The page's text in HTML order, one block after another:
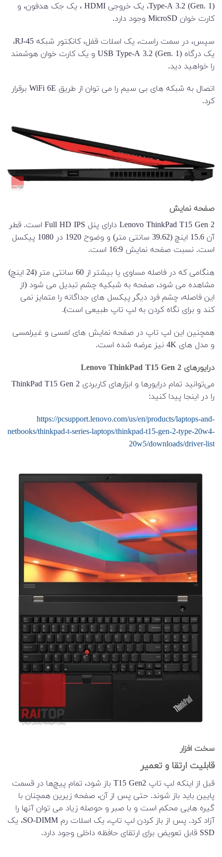
Type-A 3.2 (Gen. 1)، یک خروجی HDMI ، یک جک هدفون، و
کارت خوان MicroSD وجود دارد.
سپس، در سمت راست، یک اسلات قفل، کانکتور شبکه RJ-45،
یک درگاه USB Type-A 3.2 (Gen. 1) و یک کارت خوان هوشمند
را خواهید دید.
اتصال به شبکه های بی سیم را می توان از طریق WiFi 6E برقرار
کرد.
صفحه نمایش
Lenovo ThinkPad T15 Gen 2 دارای پنل Full HD IPS است. قطر
آن 15.6 اینچ (39.62 سانتی متر) و وضوح 1920 در 1080 پیکسل
است. نسبت صفحه نمایش 16:9 است.
هنگامی که در فاصله مساوی یا بیشتر از 60 سانتی متر (24 اینچ)
مشاهده می شود، صفحه به شبکیه چشم تبدیل می شود (از
این فاصله، چشم فرد دیگر پیکسل های جداگانه را متمایز نمی
کند و برای نگاه کردن به لپ تاپ طبیعی است).
همچنین این لپ تاپ در صفحه نمایش های لمسی و غیرلمسی
و مدل های 4K نیز عرضه شده است.
درایورهای Lenovo ThinkPad T15 Gen 2
می‌توانید تمام درایورها و ابزارهای کاربردی ThinkPad T15 Gen 2
را در اینجا پیدا کنید:
https://pcsupport.lenovo.com/us/en/products/laptops-and-
netbooks/thinkpad-t-series-laptops/thinkpad-t15-gen-2-type-20w4-
20w5/downloads/driver-list
سخت افزار
قابلیت ارتقا و تعمیر
قبل از اینکه لپ تاپ T15 Gen2 باز شود، تمام پیچ‌ها در قسمت
پایین باید باز شوند. حتی پس از آن، صفحه زیرین همچنان با
گیره هایی محکم است و با صبر و حوصله زیاد می توان آنها را
آزاد کرد. پس از باز کردن لپ تاپ، یک اسلات رم SO-DIMM، یک
SSD قابل تعویض برای ارتقای حافظه داخلی وجود دارد.